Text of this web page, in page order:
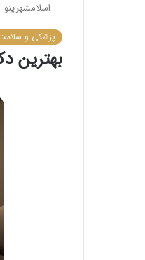
اسلامشهرینو
پزشکی و
بهترین